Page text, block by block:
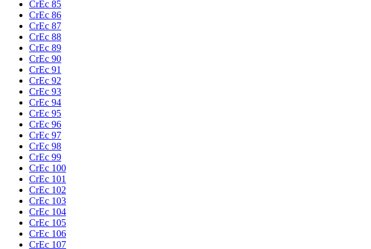
CrEc 85
CrEc 86
CrEc 87
CrEc 88
CrEc 89
CrEc 90
CrEc 91
CrEc 92
CrEc 93
CrEc 94
CrEc 95
CrEc 96
CrEc 97
CrEc 98
CrEc 99
CrEc 100
CrEc 101
CrEc 102
CrEc 103
CrEc 104
CrEc 105
CrEc 106
CrEc 107